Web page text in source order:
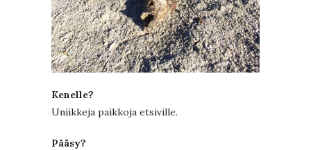
Kenelle?
Uniikkeja paikkoja etsiville.
Pääsy?